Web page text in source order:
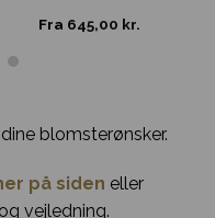
Fra 645,00 kr.
blomsterønsker.
på siden eller
vejledning.